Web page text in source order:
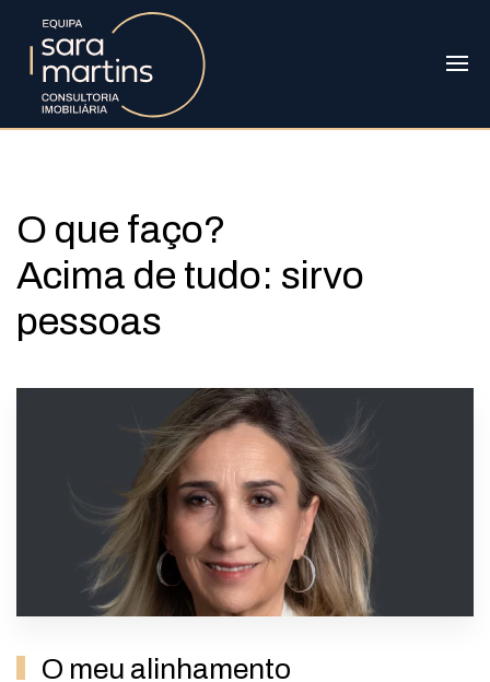
O que faço?
Acima de tudo: sirvo
pessoas
O meu alinhamento